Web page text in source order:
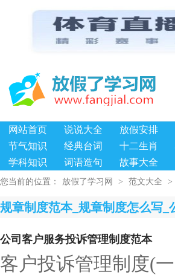
网站首页 说说大全 放假安排
节气知识
经典台词 十二生肖
学科知识
词语造句 故事大全
您当前的位置： 放假了学习网 > 范文大全 >
规章制度范本_规章制度怎么写_
公司客户服务投诉管理制度范本
客户投诉管理制度(